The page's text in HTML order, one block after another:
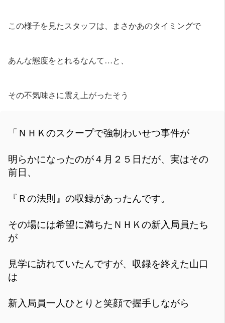
この様子を見たスタッフは、まさかあのタイミングで
あんな態度をとれるなんて…と、
その不気味さに震え上がったそう
「ＮＨＫのスクープで強制わいせつ事件が
明らかになったのが４月２５日だが、実はその
前日、
『Ｒの法則』の収録があったんです。
その場には希望に満ちたＮＨＫの新入局員たち
が
見学に訪れていたんですが、収録を終えた山口
は
新入局員一人ひとりと笑顔で握手しながら